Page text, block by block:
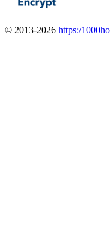
© 2013-2026 https:/